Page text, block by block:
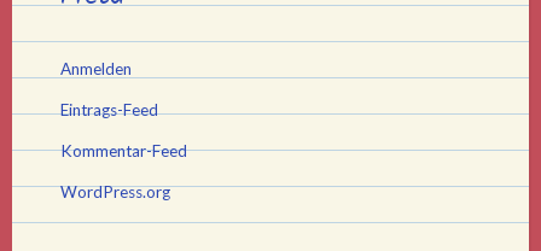
Anmelden
Eintrags-Feed
Kommentar-Feed
WordPress.org